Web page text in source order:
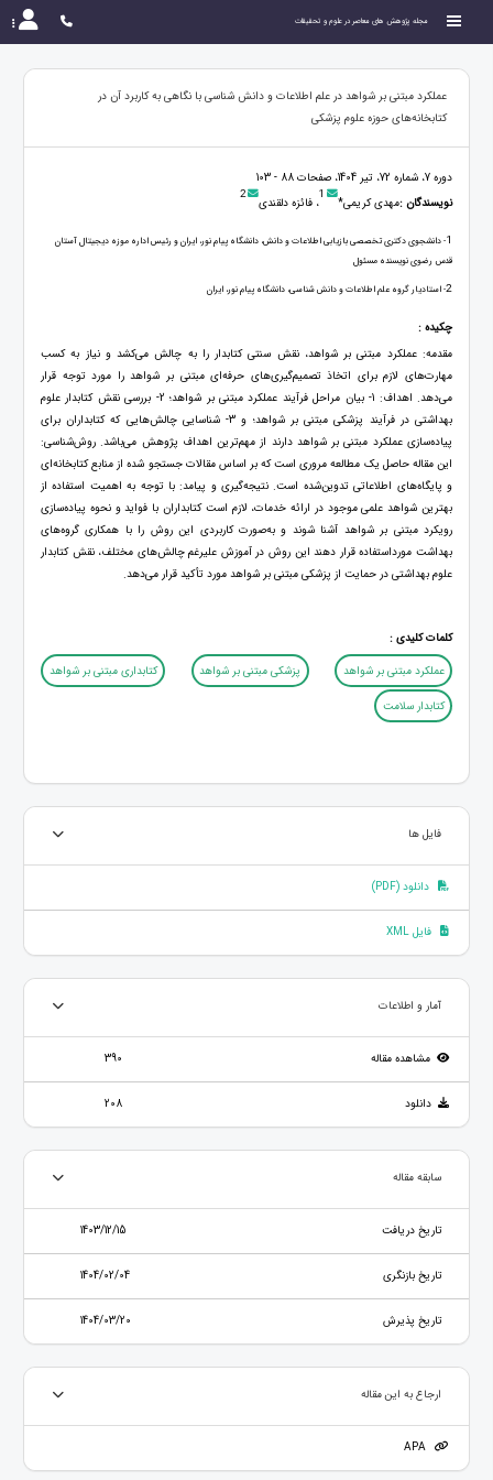
مجله پژوهش های معاصر در علوم و تحقیقات
عملكرد مبتنی بر شواهد در علم اطلاعات و دانش شناسی با نگاهی به کاربرد آن در
کتابخانه‌های حوزه علوم پزشکی
دوره 7، شماره 72، تیر 1404، صفحات 88 - 103
نویسندگان :مهدی کریمی* 1، فائزه دلقندی 2
1- دانشجوی دکتری تخصصی بازیابی اطلاعات و دانش، دانشگاه پیام نور، ایران و رئیس اداره موزه دیجیتال آستان
قدس رضوی نویسنده مسئول
2- استادیار گروه علم اطلاعات و دانش شناسی، دانشگاه پیام نور، ایران
چکیده :
مقدمه: عملکرد مبتنی بر شواهد، نقش سنتی کتابدار را به چالش می‌کشد و نیاز به کسب
مهارت‌های لازم برای اتخاذ تصمیم‌گیری‌های حرفه‌ای مبتنی بر شواهد را مورد توجه قرار
می‌دهد. اهداف: 1- بیان مراحل فرآیند عملکرد مبتنی بر شواهد؛ 2- بررسی نقش کتابدار علوم
بهداشتی در فرآیند پزشکی مبتنی بر شواهد؛ و 3- شناسایی چالش‌هایی که کتابداران برای
پیاده‌سازی عملکرد مبتنی بر شواهد دارند از مهم‌ترین اهداف پژوهش می‌باشد. روش‌شناسی:
این مقاله حاصل یک مطالعه مروری است که بر اساس مقالات جستجو شده از منابع کتابخانه‌ای
و پایگاه‌های اطلاعاتی تدوین‌شده است. نتیجه‌گیری و پیامد: با توجه به اهمیت استفاده از
بهترین شواهد علمی موجود در ارائه خدمات، لازم است کتابداران با فواید و نحوه پیاده‌سازی
رویکرد مبتنی بر شواهد آشنا شوند و به‌صورت کاربردی این روش را با همکاری گروه‌های
بهداشت مورداستفاده قرار دهند این روش در آموزش علیرغم چالش‌های مختلف، نقش کتابدار
علوم بهداشتی در حمایت از پزشکی مبتنی بر شواهد مورد تأکید قرار می‌دهد.
کلمات کلیدی :
عملكرد مبتنی بر شواهد
پزشکی مبتنی بر شواهد کتابداری مبتنی بر شواهد
کتابدار سلامت
فایل ها
دانلود (PDF)
فایل XML
آمار و اطلاعات
مشاهده مقاله 390
دانلود 208
سابقه مقاله
تاریخ دریافت 1403/12/15
تاریخ بازنگری 1404/02/04
تاریخ پذیرش 1404/03/20
ارجاع به این مقاله
APA